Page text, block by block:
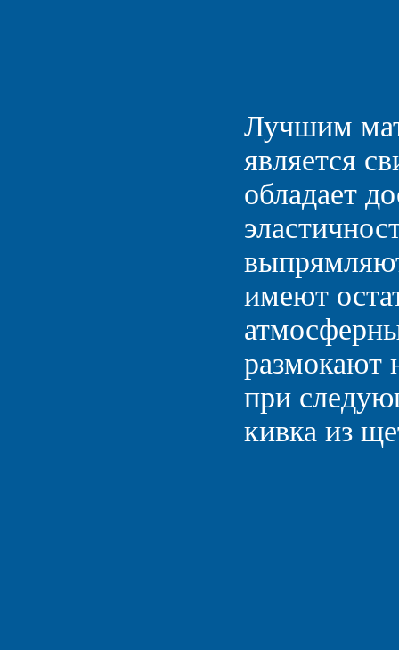
Лучшим
является
обладает
имеют
размокают
при
кивка из